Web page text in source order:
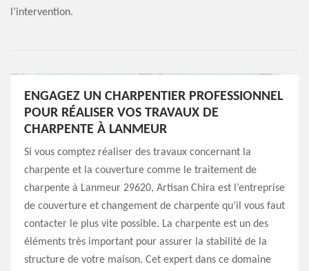
l’intervention.
ENGAGEZ UN CHARPENTIER PROFESSIONNEL
POUR RÉALISER VOS TRAVAUX DE
CHARPENTE À LANMEUR
Si vous comptez réaliser des travaux concernant la
charpente et la couverture comme le traitement de
charpente à Lanmeur 29620, Artisan Chira est l’entreprise
de couverture et changement de charpente qu’il vous faut
contacter le plus vite possible. La charpente est un des
éléments très important pour assurer la stabilité de la
structure de votre maison. Cet expert dans ce domaine